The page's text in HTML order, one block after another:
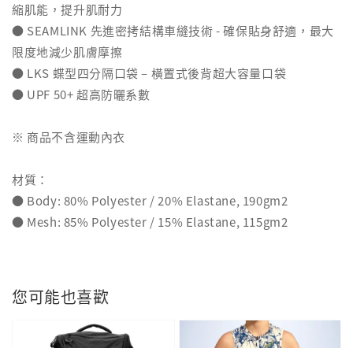
縮肌能，提升肌耐力
● SEAMLINK 先進密拷結構車縫技術 - 確保貼身舒適，最大
限度地減少肌膚摩擦
● LKS 蝶型四分隔口袋 – 橫置式後背超大容量口袋
● UPF 50+ 超高防曬系數
※ 商品不含運動內衣
材質：
● Body: 80% Polyester / 20% Elastane, 190gm2
● Mesh: 85% Polyester / 15% Elastane, 115gm2
您可能也喜歡